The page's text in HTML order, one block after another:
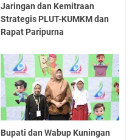
Jaringan dan Kemitraan
Strategis PLUT-KUMKM dan
Rapat Paripurna
Bupati dan Wabup Kuningan